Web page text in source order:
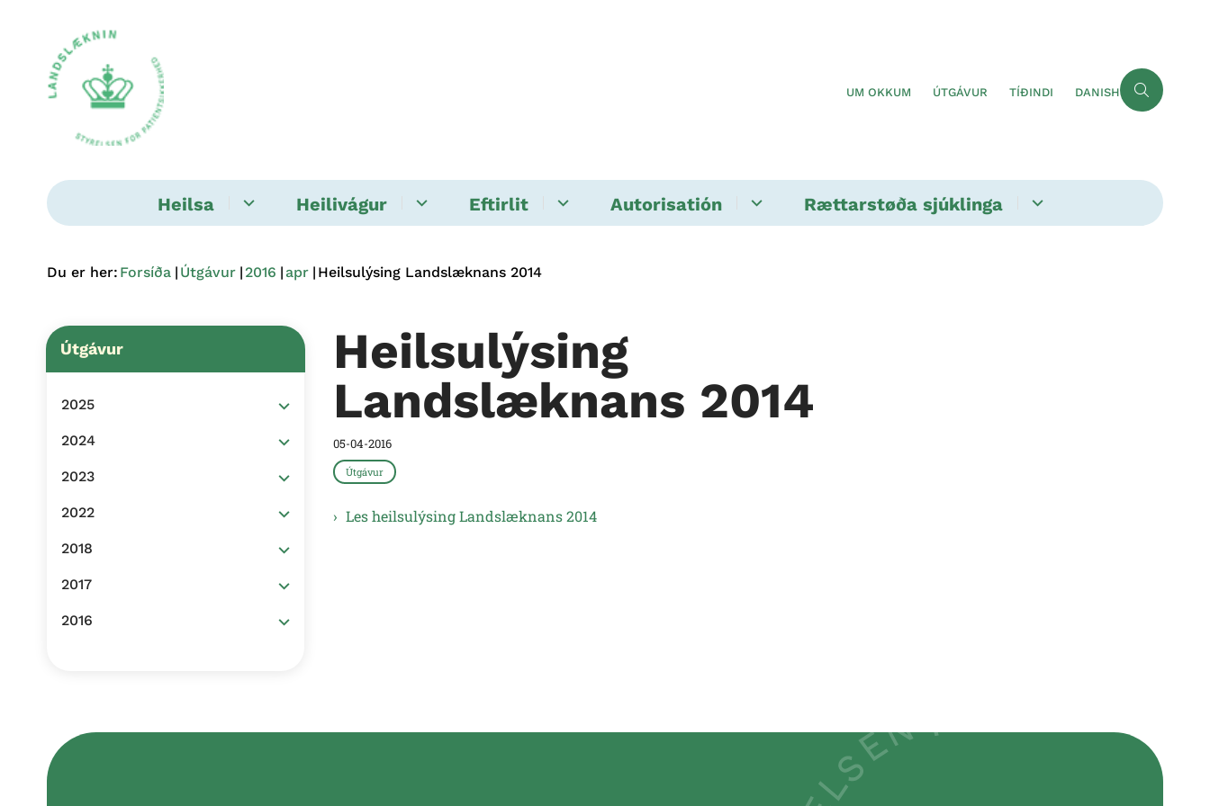
UM OKKUM ÚTGÁVUR TÍÐINDI DANISH
Heilsa Heilivágur Eftirlit Autorisatión Rættarstøða sjúklinga
Du er her: Forsíða Útgávur 2016 apr Heilsulýsing Landslæknans 2014
Útgávur
2025
2024
2023
2022
2018
2017
2016
Heilsulýsing
Landslæknans 2014
05-04-2016
Útgávur
Les heilsulýsing Landslæknans 2014